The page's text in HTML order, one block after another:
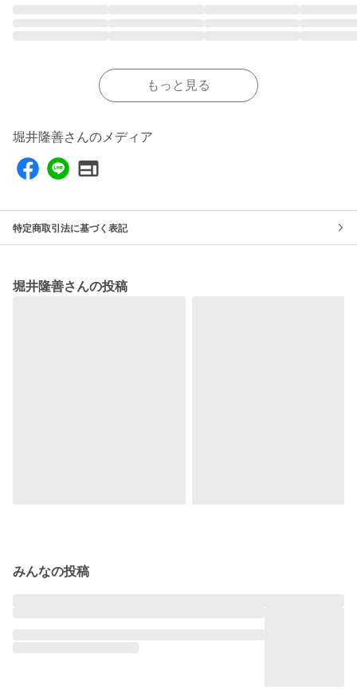
もっと見る
堀井隆善さんのメディア
特定商取引法に基づく表記
堀井隆善さんの投稿
みんなの投稿